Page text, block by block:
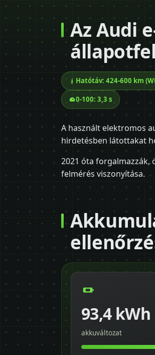
Az Audi
Hatótáv: 424-600 km
0-100: 3,3 s
A használt elektromos
hirdetésben látottakat
2021 óta forgalmazzák,
felmérés viszonyítása.
93,4 kWh
akkuváltozat